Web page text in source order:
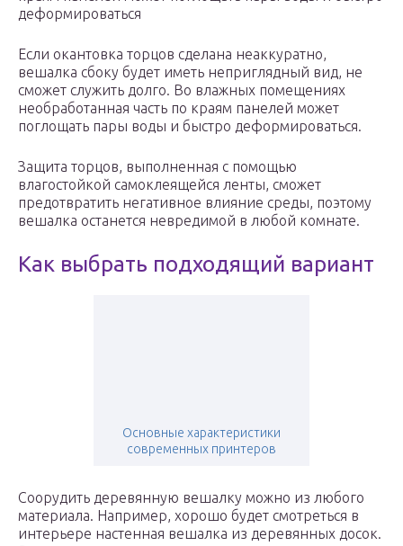
деформироваться
Если окантовка торцов сделана неаккуратно,
вешалка сбоку будет иметь неприглядный вид, не
сможет служить долго. Во влажных помещениях
необработанная часть по краям панелей может
поглощать пары воды и быстро деформироваться.
Защита торцов, выполненная с помощью
влагостойкой самоклеящейся ленты, сможет
предотвратить негативное влияние среды, поэтому
вешалка останется невредимой в любой комнате.
Как выбрать подходящий вариант
Основные характеристики
современных принтеров
Соорудить деревянную вешалку можно из любого
материала. Например, хорошо будет смотреться в
интерьере настенная вешалка из деревянных досок.